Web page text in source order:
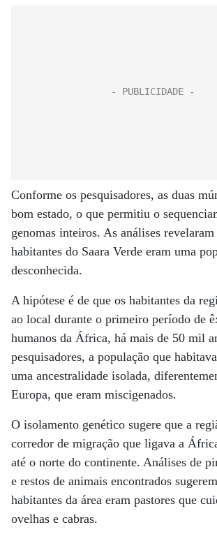
Conforme os pesquisadores, as duas
bom estado, o que permitiu o
genomas inteiros. As análises revelaram
habitantes do Saara Verde eram uma
desconhecida.
A hipótese é de que os habitantes da
ao local durante o primeiro período de
humanos da África, há mais de 50 mil
pesquisadores, a população que
uma ancestralidade isolada,
Europa, que eram miscigenados.
O isolamento genético sugere que a
corredor de migração que ligava a
até o norte do continente. Análises de
e restos de animais encontrados
habitantes da área eram pastores que
ovelhas e cabras.